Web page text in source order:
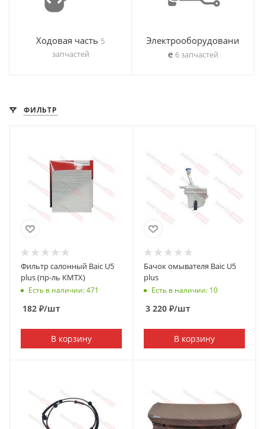
Ходовая часть 5
запчастей
Электрооборудовани
е 6 запчастей
ФИЛЬТР
Фильтр салонный Baic U5
plus (пр-ль KMTX)
Есть в наличии: 471
182 ₽/шт
В корзину
Бачок омывателя Baic U5
plus
Есть в наличии: 10
3 220 ₽/шт
В корзину